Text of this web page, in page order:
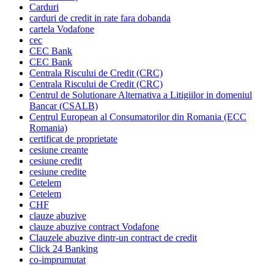
Carduri
carduri de credit in rate fara dobanda
cartela Vodafone
cec
CEC Bank
CEC Bank
Centrala Riscului de Credit (CRC)
Centrala Riscului de Credit (CRC)
Centrul de Solutionare Alternativa a Litigiilor in domeniul
Bancar (CSALB)
Centrul European al Consumatorilor din Romania (ECC
Romania)
certificat de proprietate
cesiune creante
cesiune credit
cesiune credite
Cetelem
Cetelem
CHF
clauze abuzive
clauze abuzive contract Vodafone
Clauzele abuzive dintr-un contract de credit
Click 24 Banking
co-imprumutat